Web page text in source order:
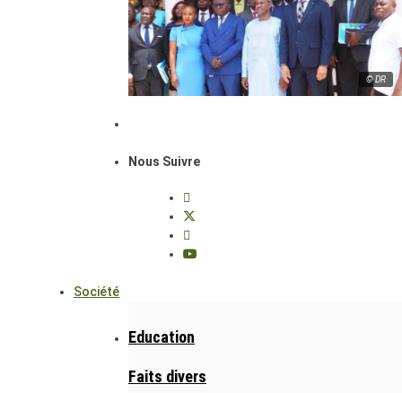
© DR
Nous Suivre
Société
Education
Faits divers